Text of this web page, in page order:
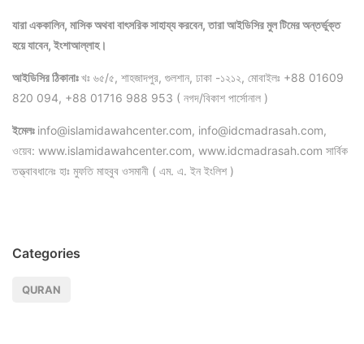
যারা এককালিন, মাসিক অথবা বাৎসরিক সাহায্য করবেন, তারা আইডিসির মুল টিমের অন্তর্ভুক্ত
হয়ে যাবেন, ইংশাআল্লাহ।
আইডিসির ঠিকানাঃখঃ ৬৫/৫, শাহজাদপুর, গুলশান, ঢাকা -১২১২, মোবাইলঃ +88 01609
820 094, +88 01716 988 953 ( নগদ/বিকাশ পার্সোনাল )
ইমেলঃ info@islamidawahcenter.com, info@idcmadrasah.com,
ওয়েব: www.islamidawahcenter.com, www.idcmadrasah.com সার্বিক
তত্ত্বাবধানেঃ হাঃ মুফতি মাহবুব ওসমানী ( এম. এ. ইন ইংলিশ )
Categories
QURAN